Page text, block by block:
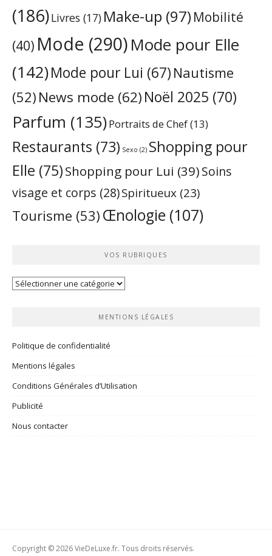
(186)Livres (17) Make-up (97) Mobilité
(40) Mode (290)Mode pour Elle
(142)Mode pour Lui (67) Nautisme
(52) News mode (62)Noël 2025 (70)
Parfum (135)Portraits de Chef(13)
Restaurants (73) Sexo (2) Shopping pour
Elle (75)Shopping pour Lui (39)Soins
visage et corps (28)Spiritueux (23)
Tourisme (53) Œnologie (107)
VOS RUBRIQUES
Vos
MENTIONS LÉGALES
Politique de confidentialité
Mentions légales
Conditions Générales d’Utilisation
Publicité
Nous contacter
Copyright © 2026 VieDeLuxe.fr. Tous droits réservés.